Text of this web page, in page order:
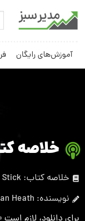
آموزش‌های رایگان
خلاصه
خلاصه کتاب: Made to Stick
نویسنده: Chip Heath ،Dan Heath